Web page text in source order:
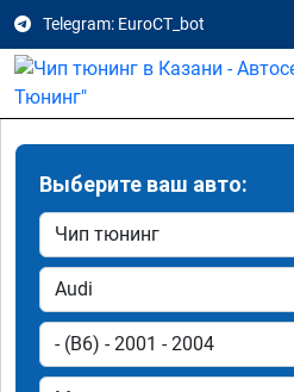
Telegram: EuroCT_bot
Выберите ваш авто: